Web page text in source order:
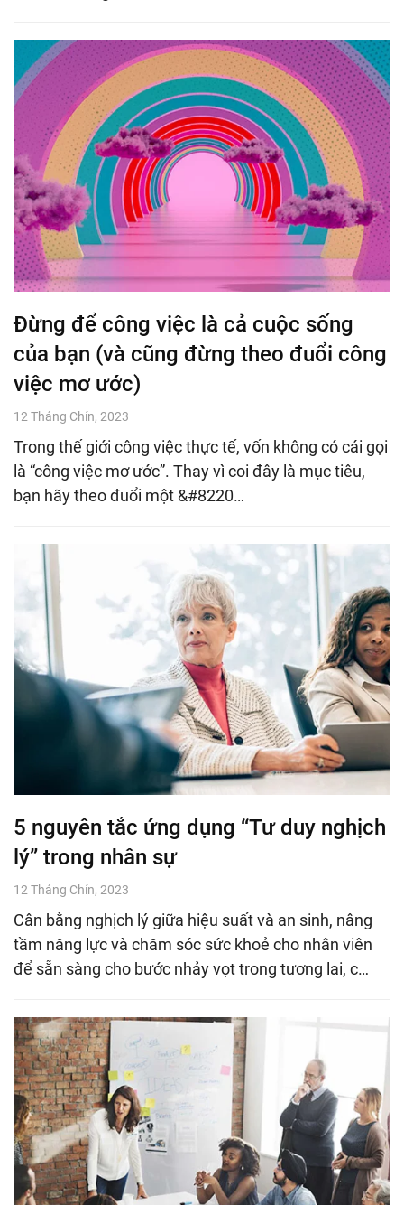
Đừng để công việc là cả cuộc sống
của bạn (và cũng đừng theo đuổi công
việc mơ ước)
12 Tháng Chín, 2023
Trong thế giới công việc thực tế, vốn không có cái gọi
là “công việc mơ ước”. Thay vì coi đây là mục tiêu,
bạn hãy theo đuổi một &#8220…
5 nguyên tắc ứng dụng “Tư duy nghịch
lý” trong nhân sự
12 Tháng Chín, 2023
Cân bằng nghịch lý giữa hiệu suất và an sinh, nâng
tầm năng lực và chăm sóc sức khoẻ cho nhân viên
để sẵn sàng cho bước nhảy vọt trong tương lai, c…